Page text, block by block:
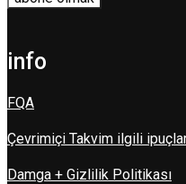
info
FQA
Çevrimiçi Takvim ilgili
Damga + Gizlilik Politikası